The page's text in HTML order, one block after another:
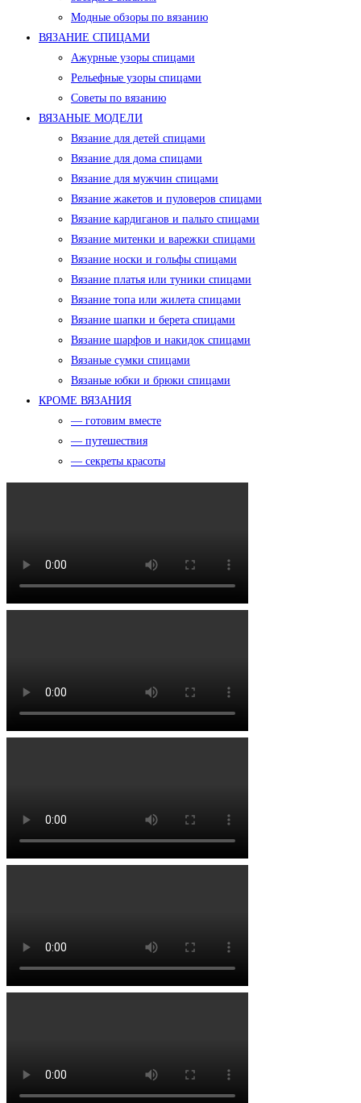
Модные обзоры по вязанию
ВЯЗАНИЕ СПИЦАМИ
Ажурные узоры спицами
Рельефные узоры спицами
Советы по вязанию
ВЯЗАНЫЕ МОДЕЛИ
Вязание для детей спицами
Вязание для дома спицами
Вязание для мужчин спицами
Вязание жакетов и пуловеров спицами
Вязание кардиганов и пальто спицами
Вязание митенки и варежки спицами
Вязание носки и гольфы спицами
Вязание платья или туники спицами
Вязание топа или жилета спицами
Вязание шапки и берета спицами
Вязание шарфов и накидок спицами
Вязаные сумки спицами
Вязаные юбки и брюки спицами
КРОМЕ ВЯЗАНИЯ
— готовим вместе
— путешествия
— секреты красоты